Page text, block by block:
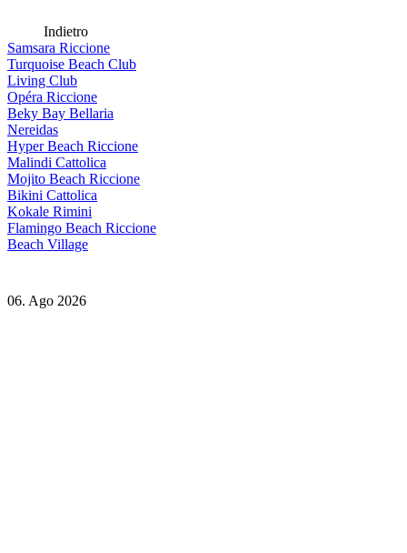
Indietro
Samsara Riccione
Turquoise Beach Club
Living Club
Opéra Riccione
Beky Bay Bellaria
Nereidas
Hyper Beach Riccione
Malindi Cattolica
Mojito Beach Riccione
Bikini Cattolica
Kokale Rimini
Flamingo Beach Riccione
Beach Village
06. Ago 2026